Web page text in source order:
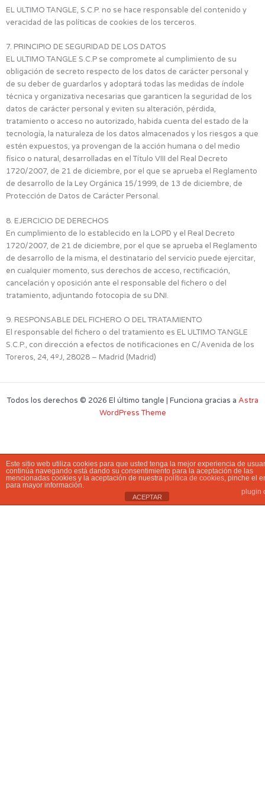
EL ULTIMO TANGLE, S.C.P. no se hace responsable del contenido y
veracidad de las políticas de cookies de los terceros.
7. PRINCIPIO DE SEGURIDAD DE LOS DATOS
EL ULTIMO TANGLE S.C.P se compromete al cumplimiento de su
obligación de secreto respecto de los datos de carácter personal y
de su deber de guardarlos y adoptará todas las medidas de índole
técnica y organizativa necesarias que garanticen la seguridad de los
datos de carácter personal y eviten su alteración, pérdida,
tratamiento o acceso no autorizado, habida cuenta del estado de la
tecnología, la naturaleza de los datos almacenados y los riesgos a que
estén expuestos, ya provengan de la acción humana o del medio
físico o natural, desarrolladas en el Título VIII del Real Decreto
1720/2007, de 21 de diciembre, por el que se aprueba el Reglamento
de desarrollo de la Ley Orgánica 15/1999, de 13 de diciembre, de
Protección de Datos de Carácter Personal.
8. EJERCICIO DE DERECHOS
En cumplimiento de lo establecido en la LOPD y el Real Decreto
1720/2007, de 21 de diciembre, por el que se aprueba el Reglamento
de desarrollo de la misma, el destinatario del servicio puede ejercitar,
en cualquier momento, sus derechos de acceso, rectificación,
cancelación y oposición ante el responsable del fichero o del
tratamiento, adjuntando fotocopia de su DNI.
9. RESPONSABLE DEL FICHERO O DEL TRATAMIENTO
El responsable del fichero o del tratamiento es EL ULTIMO TANGLE
S.C.P., con dirección a efectos de notificaciones en C/Avenida de los
Toreros, 24, 4ºJ, 28028 – Madrid (Madrid)
Todos los derechos © 2026 El último tangle | Funciona gracias a Astra
WordPress Theme
Este sitio web utiliza cookies para que usted tenga la mejor experiencia de
continúa navegando está dando su consentimiento para la aceptación de las
mencionadas cookies y la aceptación de nuestra política de cookies, pinche el
para mayor información.
plugin
ACEPTAR